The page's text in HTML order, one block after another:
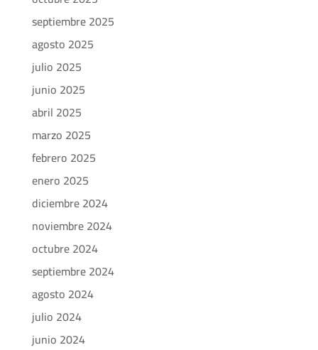
septiembre 2025
agosto 2025
julio 2025
junio 2025
abril 2025
marzo 2025
febrero 2025
enero 2025
diciembre 2024
noviembre 2024
octubre 2024
septiembre 2024
agosto 2024
julio 2024
junio 2024